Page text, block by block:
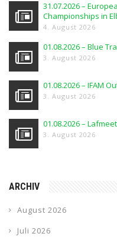
31.07.2026 –
Championships in
4. August 2026
01.08.2026 – Blue
3. August 2026
01.08.2026 – IFAM
3. August 2026
01.08.2026 –
3. August 2026
ARCHIV
August 2026
Juli 2026